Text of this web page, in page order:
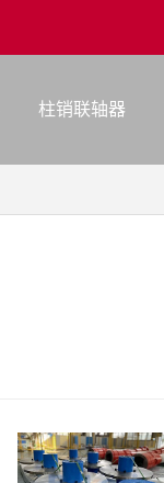
柱销联轴器